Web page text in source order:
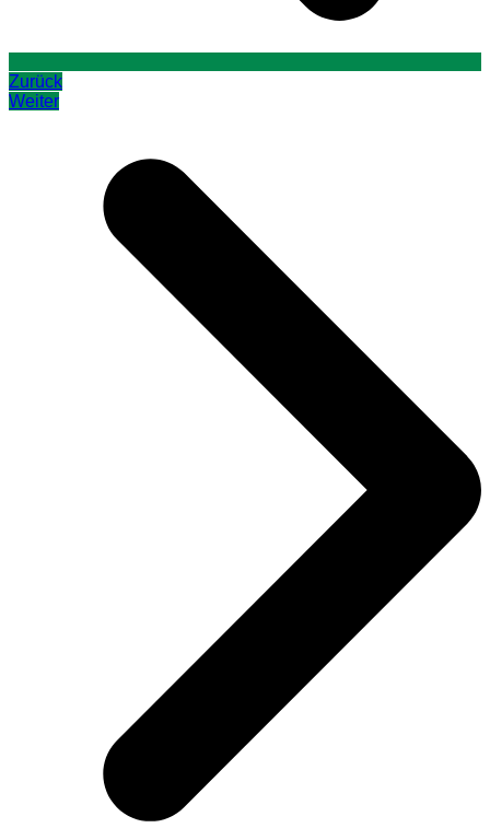
Zurück
Weiter